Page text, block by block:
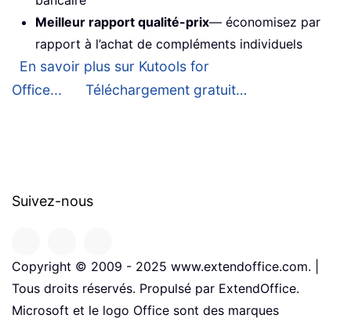
Meilleur rapport qualité-prix— économisez par
rapport à l’achat de compléments individuels
En savoir plus sur Kutools for
Office...
Téléchargement gratuit…
Suivez-nous
Copyright © 2009 - 2025 www.extendoffice.com. |
Tous droits réservés. Propulsé par ExtendOffice.
Microsoft et le logo Office sont des marques